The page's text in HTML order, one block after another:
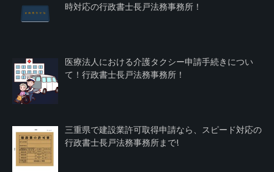
時対応の行政書士長戸法務事務所！
医療法人における介護タクシー申請手続きについ
て！行政書士長戸法務事務所！
三重県で建設業許可取得申請なら、スピード対応の
行政書士長戸法務事務所まで!